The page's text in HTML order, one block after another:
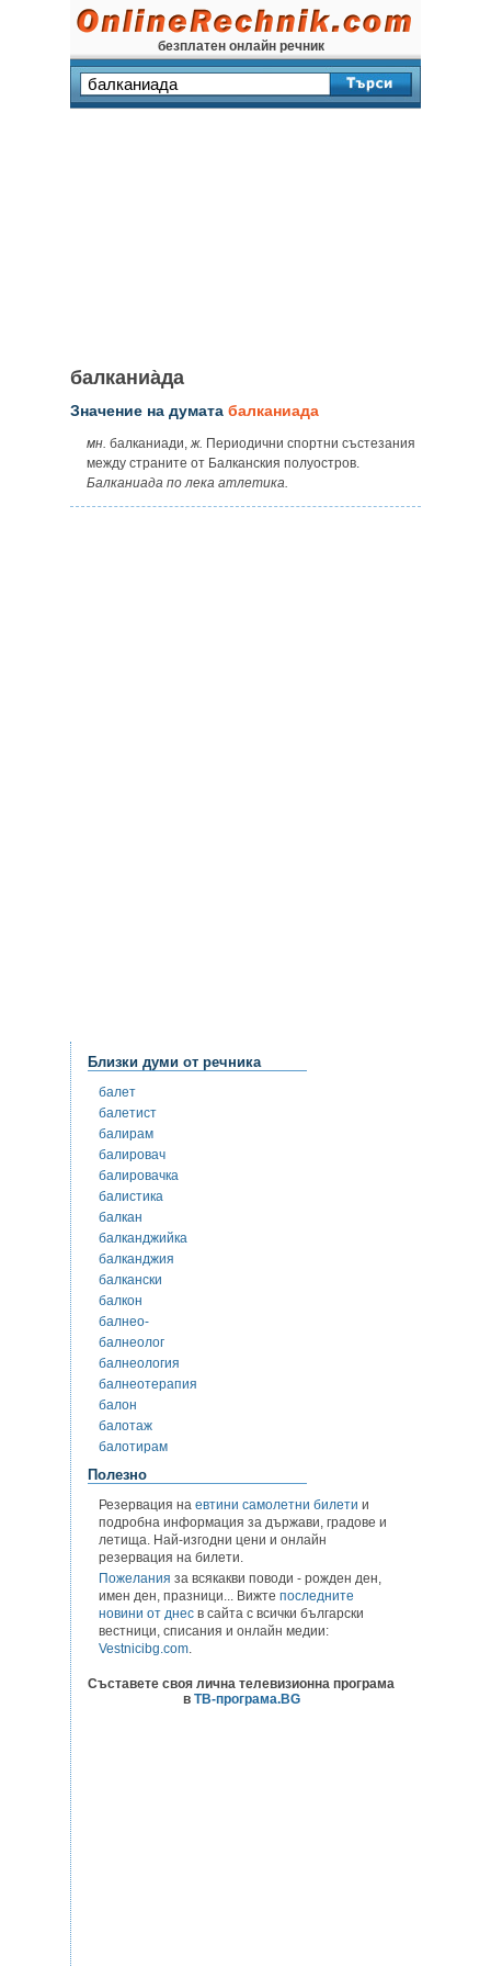
безплатен онлайн речник
балканиа̀да
Значение на думата балканиада
мн. балканиади,ж. Периодични спортни състезания
между страните от Балканския полуостров.
Балканиада по лека атлетика.
Близки думи от речника
балет
балетист
балирам
балировач
балировачка
балистика
балкан
балканджийка
балканджия
балкански
балкон
балнео-
балнеолог
балнеология
балнеотерапия
балон
балотаж
балотирам
Полезно
Резервация на евтини самолетни билети и
подробна информация за държави, градове и
летища. Най-изгодни цени и онлайн
резервация на билети.
Пожелания за всякакви поводи - рожден ден,
имен ден, празници... Вижте последните
новини от днес в сайта с всички български
вестници, списания и онлайн медии:
Vestnicibg.com.
Съставете своя лична телевизионна програма
в ТВ-програма.BG